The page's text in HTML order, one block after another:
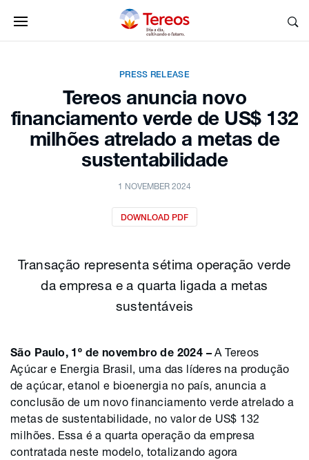
PRESS RELEASE
Tereos anuncia novo
financiamento verde de US$ 132
milhões atrelado a metas de
sustentabilidade
1 NOVEMBER 2024
DOWNLOAD PDF
Transação representa sétima operação verde
da empresa e a quarta ligada a metas
sustentáveis
São Paulo, 1º de novembro de 2024 –A Tereos
Açúcar e Energia Brasil, uma das líderes na produção
de açúcar, etanol e bioenergia no país, anuncia a
conclusão de um novo financiamento verde atrelado a
metas de sustentabilidade, no valor de US$ 132
milhões. Essa é a quarta operação da empresa
contratada neste modelo, totalizando agora